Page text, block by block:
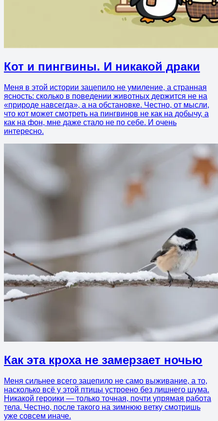
Кот и пингвины. И никакой драки
Меня в этой истории зацепило не умиление, а странная
ясность: сколько в поведении животных держится не на
«природе навсегда», а на обстановке. Честно, от мысли,
что кот может смотреть на пингвинов не как на добычу, а
как на фон, мне даже стало не по себе. И очень
интересно.
Как эта кроха не замерзает ночью
Меня сильнее всего зацепило не само выживание, а то,
насколько всё у этой птицы устроено без лишнего шума.
Никакой героики — только точная, почти упрямая работа
тела. Честно, после такого на зимнюю ветку смотришь
уже совсем иначе.